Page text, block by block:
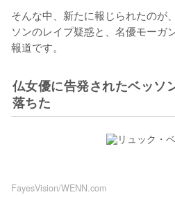
そんな中、新たに報じられたのが
ソンのレイプ疑惑と、名優モーガ
報道です。
仏女優に告発されたベッソ
落ちた
FayesVision/WENN.com